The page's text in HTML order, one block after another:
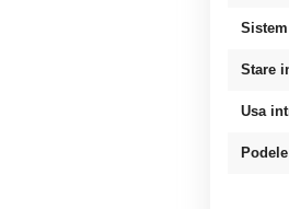
Stare
Usa
Podele